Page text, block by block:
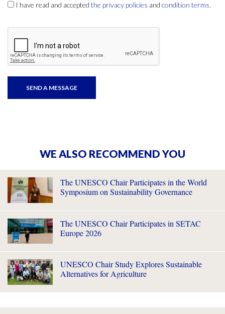
I have read and accepted the privacy policies and condition terms.
WE ALSO RECOMMEND YOU
The UNESCO Chair Participates in the World
Symposium on Sustainability Governance
The UNESCO Chair Participates in SETAC
Europe 2026
UNESCO Chair Study Explores Sustainable
Alternatives for Agriculture